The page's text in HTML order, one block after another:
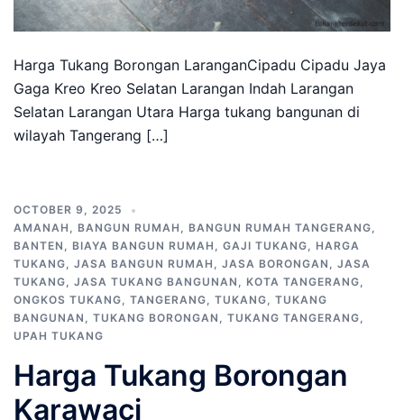
Harga Tukang Borongan LaranganCipadu Cipadu Jaya
Gaga Kreo Kreo Selatan Larangan Indah Larangan
Selatan Larangan Utara Harga tukang bangunan di
wilayah Tangerang […]
OCTOBER 9, 2025
AMANAH , BANGUN RUMAH , BANGUN RUMAH TANGERANG,
BANTEN , BIAYA BANGUN RUMAH , GAJI TUKANG, HARGA
TUKANG, JASA BANGUN RUMAH , JASA BORONGAN , JASA
TUKANG, JASA TUKANG BANGUNAN , KOTA TANGERANG,
ONGKOS TUKANG, TANGERANG, TUKANG, TUKANG
BANGUNAN , TUKANG BORONGAN , TUKANG TANGERANG,
UPAH TUKANG
Harga Tukang Borongan
Karawaci